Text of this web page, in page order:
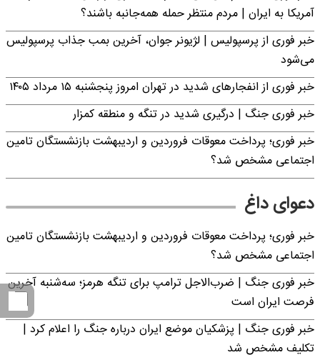
آمریکا به ایران | مردم منتظر حمله همه‌جانبه باشند؟
خبر فوری از پرسپولیس | لژیونر جوان، آخرین بمب جذاب پرسپولیس
می‌شود
خبر فوری از انفجارهای شدید در تهران امروز پنجشنبه ۱۵ مرداد ۱۴۰۵
خبر فوری جنگ | درگیری شدید در تنگه و منطقه کمزار
خبر فوری؛ پرداخت معوقات فروردین و اردیبهشت بازنشستگان تامین
اجتماعی مشخص شد؟
دعوای داغ
خبر فوری؛ پرداخت معوقات فروردین و اردیبهشت بازنشستگان تامین
اجتماعی مشخص شد؟
خبر فوری جنگ | ضرب‌الاجل ترامپ برای تنگه هرمز؛ سه‌شنبه آخرین
فرصت ایران است
خبر فوری جنگ | پزشکیان موضع ایران درباره جنگ را اعلام کرد |
تکلیف مشخص شد